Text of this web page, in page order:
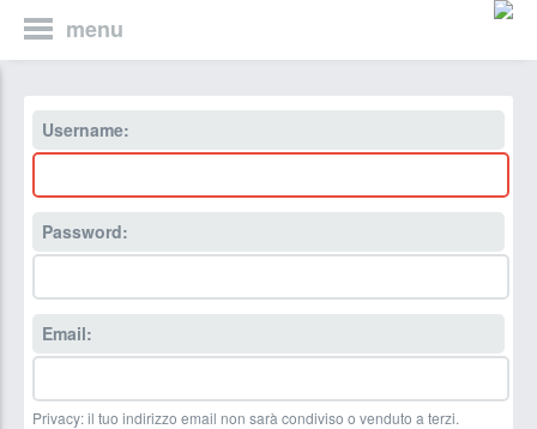
menu
Username:
Password:
Email:
Privacy: il tuo indirizzo email non sarà condiviso o venduto a terzi.